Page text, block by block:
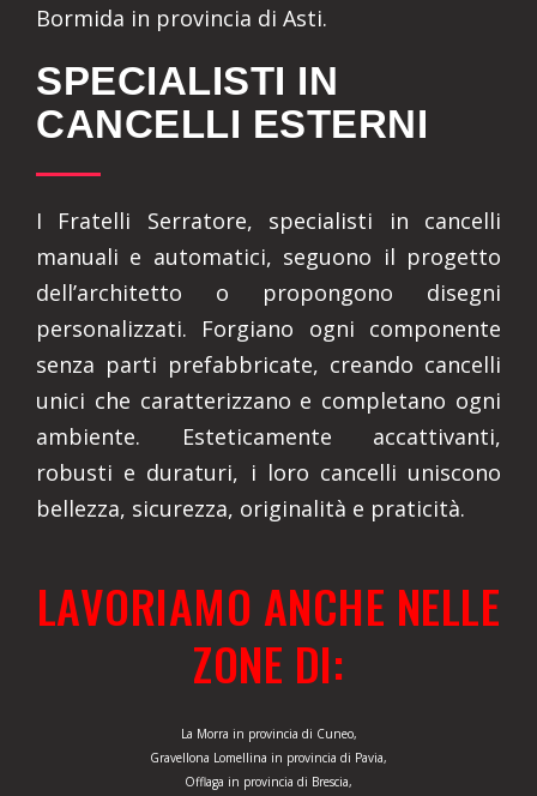
Bormida in provincia di Asti.
SPECIALISTI IN
CANCELLI ESTERNI
I Fratelli Serratore, specialisti in cancelli
manuali e automatici, seguono il progetto
dell’architetto o propongono disegni
personalizzati. Forgiano ogni componente
senza parti prefabbricate, creando cancelli
unici che caratterizzano e completano ogni
ambiente. Esteticamente accattivanti,
robusti e duraturi, i loro cancelli uniscono
bellezza, sicurezza, originalità e praticità.
LAVORIAMO ANCHE NELLE
ZONE DI:
La Morra in provincia di Cuneo,
Gravellona Lomellina in provincia di Pavia,
Offlaga in provincia di Brescia,